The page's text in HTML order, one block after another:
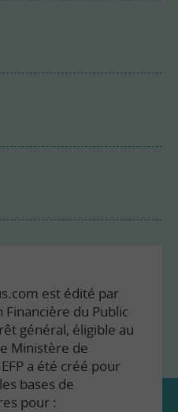
est édité par
Financière du Public
général, éligible au
Ministère de
a été créé pour
bases de
pour :